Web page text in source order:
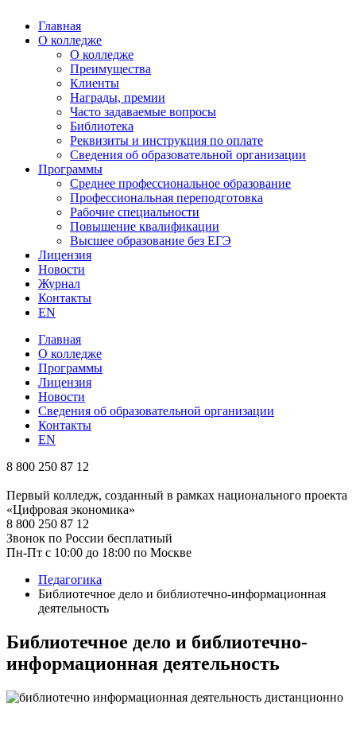
Главная
О колледже
О колледже
Преимущества
Клиенты
Награды, премии
Часто задаваемые вопросы
Библиотека
Реквизиты и инструкция по оплате
Сведения об образовательной организации
Программы
Среднее профессиональное образование
Профессиональная переподготовка
Рабочие специальности
Повышение квалификации
Высшее образование без ЕГЭ
Лицензия
Новости
Журнал
Контакты
EN
Главная
О колледже
Программы
Лицензия
Новости
Сведения об образовательной организации
Контакты
EN
8 800 250 87 12
Первый колледж, созданный в рамках национального проекта
«Цифровая экономика»
8 800 250 87 12
Звонок по России бесплатный
Пн-Пт с 10:00 до 18:00 по Москве
Педагогика
Библиотечное дело и библиотечно-информационная
деятельность
Библиотечное дело и библиотечно-
информационная деятельность